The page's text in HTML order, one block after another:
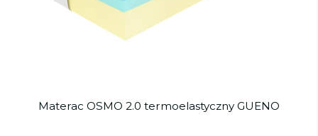
Materac OSMO 2.0 termoelastyczny GUENO